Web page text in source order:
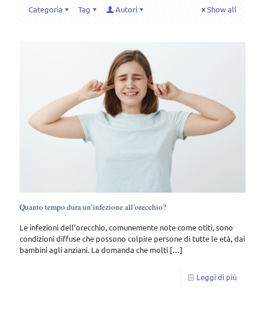
Categoria Tag Autori Show all
Quanto tempo dura un’infezione all’orecchio?
Le infezioni dell’orecchio, comunemente note come otiti, sono
condizioni diffuse che possono colpire persone di tutte le età, dai
bambini agli anziani. La domanda che molti […]
Leggi di più